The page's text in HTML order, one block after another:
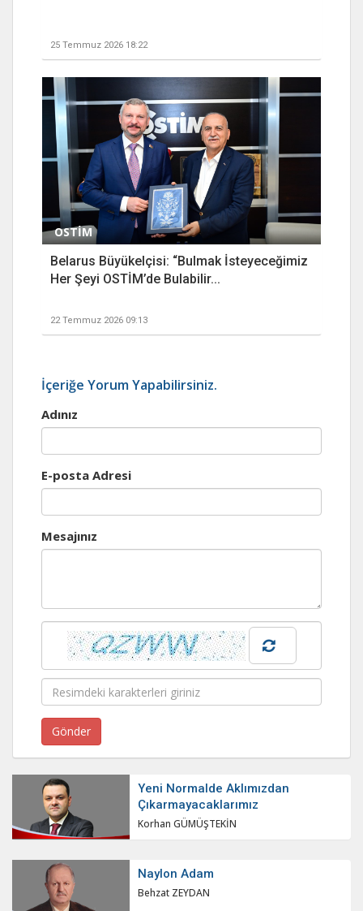
25 Temmuz 2026 18:22
OSTİM
Belarus Büyükelçisi: “Bulmak İsteyeceğimiz
Her Şeyi OSTİM’de Bulabilir...
22 Temmuz 2026 09:13
İçeriğe Yorum Yapabilirsiniz.
Adınız
E-posta Adresi
Mesajınız
Yeni Normalde Aklımızdan
Çıkarmayacaklarımız
Korhan GÜMÜŞTEKİN
Naylon Adam
Behzat ZEYDAN